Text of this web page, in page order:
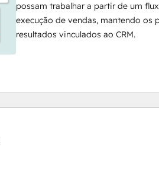
possam trabalhar a partir de um
execução de vendas, mantendo os
resultados vinculados ao CRM.